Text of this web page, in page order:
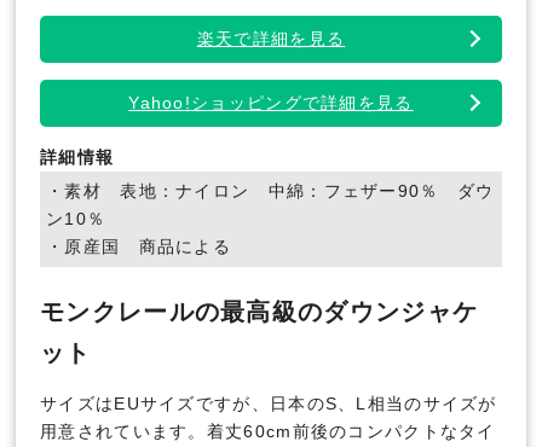
楽天で詳細を見る
Yahoo!ショッピングで詳細を見る
詳細情報
・素材 表地：ナイロン 中綿：フェザー90％ ダウ
ン10％
・原産国 商品による
モンクレールの最高級のダウンジャケ
ット
サイズはEUサイズですが、日本のS、L相当のサイズが
用意されています。着丈60cm前後のコンパクトなタイ